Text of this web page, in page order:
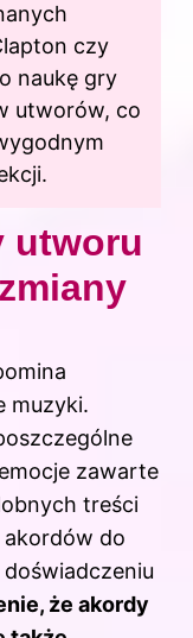
czy
naukę gry
utworów, co
utworu
muzyki.
zawarte
treści
do
że akordy